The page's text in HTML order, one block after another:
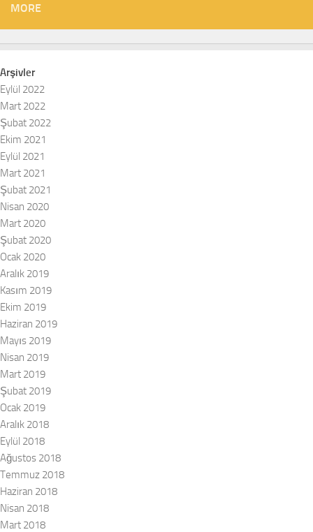
MORE
Arşivler
Eylül 2022
Mart 2022
Şubat 2022
Ekim 2021
Eylül 2021
Mart 2021
Şubat 2021
Nisan 2020
Mart 2020
Şubat 2020
Ocak 2020
Aralık 2019
Kasım 2019
Ekim 2019
Haziran 2019
Mayıs 2019
Nisan 2019
Mart 2019
Şubat 2019
Ocak 2019
Aralık 2018
Eylül 2018
Ağustos 2018
Temmuz 2018
Haziran 2018
Nisan 2018
Mart 2018